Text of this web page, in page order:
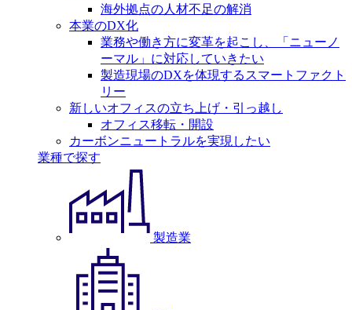
海外拠点の人材不足の解消
本業のDX化
業務や働き方に変革を起こし、「ニューノ
ーマル」に対応していきたい
製造現場のDXを体現するスマートファクト
リー
新しいオフィスの立ち上げ・引っ越し
オフィス移転・開設
カーボンニュートラルを実現したい
業種で探す
製造業